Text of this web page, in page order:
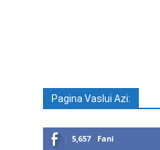
Pagina Vaslui Azi:
5,657 Fani